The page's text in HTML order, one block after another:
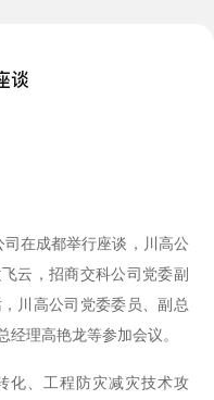
谈
在成都举行座谈，川高公
云，招商交科公司党委副
川高公司党委委员、副总
理高艳龙等参加会议。
化、工程防灾减灾技术攻